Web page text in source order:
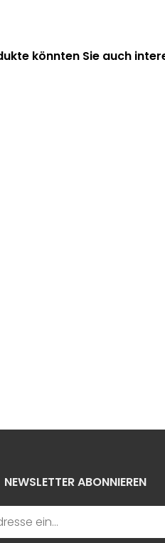
könnten Sie auch
NEWSLETTER ABONNIEREN